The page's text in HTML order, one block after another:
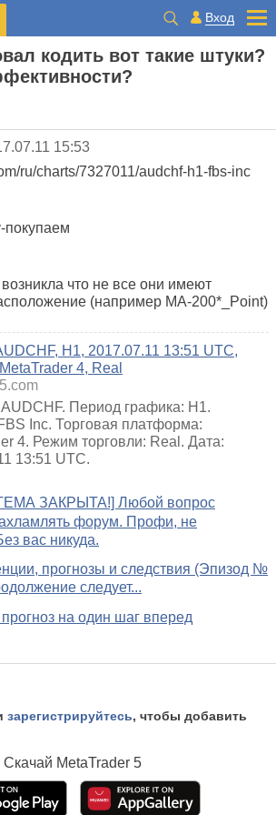
Вход
кодить вот такие штуки?
15:53
ru/charts/7327011/audchf-h1-fbs-inc
покупаем
что не все они имеют
(например MA-200*_Point)
H1, 2017.07.11 13:51 UTC,
4, Real
Период графика: H1.
Inc. Торговая платформа:
4. Режим торговли: Real. Дата:
13:51 UTC.
ЗАКРЫТА!] Любой вопрос
форум. Профи, не
вас никуда.
прогнозы и следствия (Эпизод №
следует...
на один шаг вперед
зарегистрируйтесь, чтобы добавить
Скачай MetaTrader 5